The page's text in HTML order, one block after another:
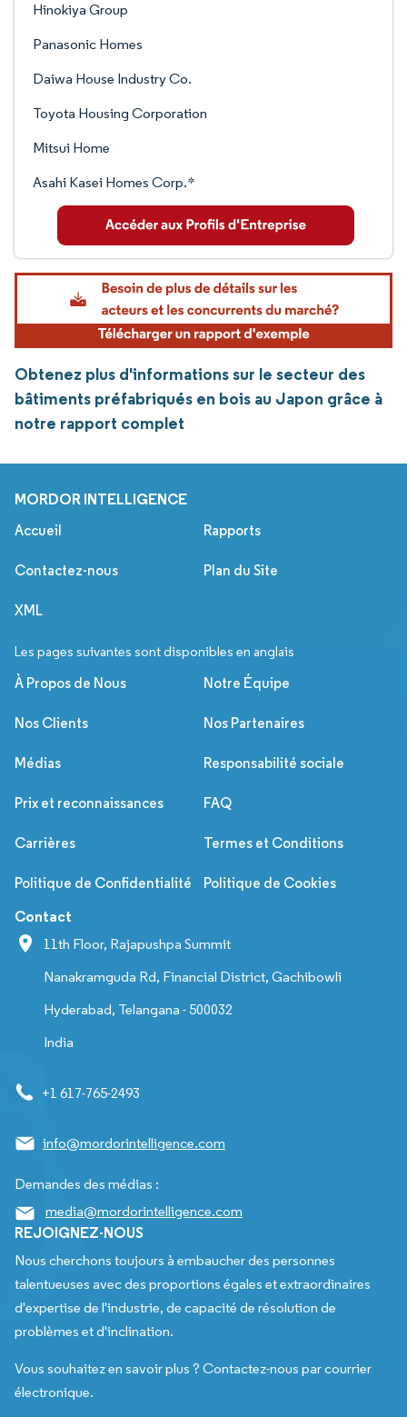
Hinokiya Group
Panasonic Homes
Daiwa House Industry Co.
Toyota Housing Corporation
Mitsui Home
Asahi Kasei Homes Corp.*
Obtenez plus d'informations sur le secteur des
bâtiments préfabriqués en bois au Japon grâce à
notre rapport complet
MORDOR INTELLIGENCE
Accueil Rapports
Contactez-nous Plan du Site
XML
Les pages suivantes sont disponibles en anglais
À Propos de Nous Notre Équipe
Nos Clients Nos Partenaires
Médias Responsabilité sociale
Prix et reconnaissances FAQ
Carrières Termes et Conditions
Politique de Confidentialité Politique de Cookies
Contact
11th Floor, Rajapushpa Summit
Nanakramguda Rd, Financial District, Gachibowli
Hyderabad, Telangana - 500032
India
+1 617-765-2493
info@mordorintelligence.com
Demandes des médias :
media@mordorintelligence.com
REJOIGNEZ-NOUS
Nous cherchons toujours à embaucher des personnes
talentueuses avec des proportions égales et extraordinaires
d'expertise de l'industrie, de capacité de résolution de
problèmes et d'inclination.
Vous souhaitez en savoir plus ? Contactez-nous par courrier
électronique.